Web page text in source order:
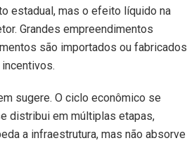
estadual, mas o efeito líquido na
Grandes empreendimentos
são importados ou fabricados
sugere. O ciclo econômico se
distribui em múltiplas etapas,
a infraestrutura, mas não absorve